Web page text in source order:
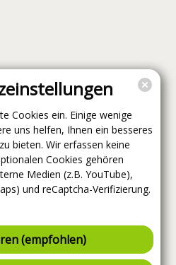
Cookies ein. Einige wenige
uns helfen, Ihnen ein besseres
bieten. Wir erfassen keine
Cookies gehören
Medien (z.B. YouTube),
und reCaptcha-Verifizierung.
(empfohlen)